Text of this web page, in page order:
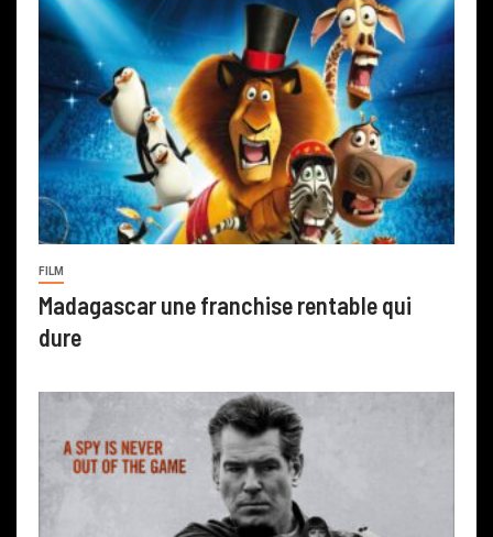
FILM
Madagascar une franchise rentable qui
dure